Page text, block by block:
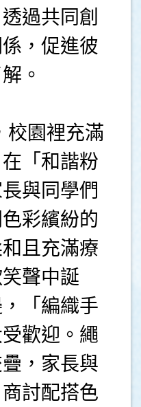
過共同創
，促進彼
。
園裡充滿
「和諧粉
與同學們
彩繽紛的
且充滿療
聲中誕
「編織手
歡迎。繩
，家長與
討配搭色